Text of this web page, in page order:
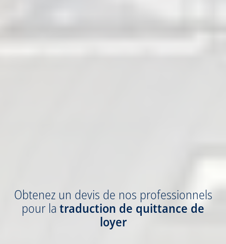
Obtenez un devis de nos professionnels
pour la traduction de quittance de
loyer